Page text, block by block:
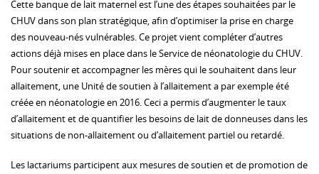
Cette banque de lait maternel est l’une des étapes souhaitées par le
CHUV dans son plan stratégique, afin d’optimiser la prise en charge
des nouveau-nés vulnérables. Ce projet vient compléter d’autres
actions déjà mises en place dans le Service de néonatologie du CHUV.
Pour soutenir et accompagner les mères qui le souhaitent dans leur
allaitement, une Unité de soutien à l’allaitement a par exemple été
créée en néonatologie en 2016. Ceci a permis d’augmenter le taux
d’allaitement et de quantifier les besoins de lait de donneuses dans les
situations de non-allaitement ou d’allaitement partiel ou retardé.
Les lactariums participent aux mesures de soutien et de promotion de